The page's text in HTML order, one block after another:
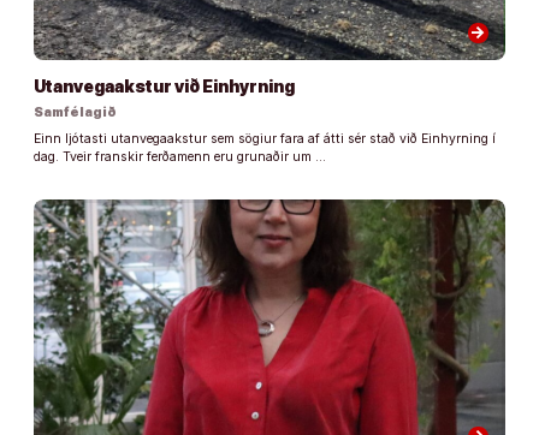
arrow_forward
Utanvegaakstur við Einhyrning
Samfélagið
Einn ljótasti utanvegaakstur sem sögiur fara af átti sér stað við Einhyrning í
dag. Tveir franskir ferðamenn eru grunaðir um …